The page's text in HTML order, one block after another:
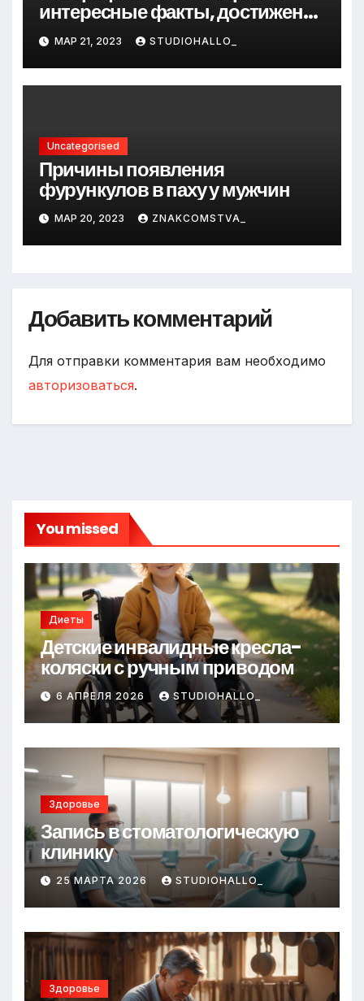
интересные факты, достижения
и путь к успеху
МАР 21, 2023 STUDIOHALLO_
Uncategorised
Причины появления
фурункулов в паху у мужчин
МАР 20, 2023 ZNAKCOMSTVA_
Добавить комментарий
Для отправки комментария вам необходимо
авторизоваться.
You missed
Диеты
Детские инвалидные кресла-
коляски с ручным приводом
6 АПРЕЛЯ 2026 STUDIOHALLO_
Здоровье
Запись в стоматологическую
клинику
25 МАРТА 2026 STUDIOHALLO_
Здоровье